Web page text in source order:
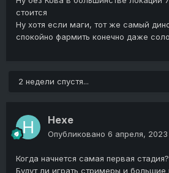
стоится
Ну хотя если маги, тот же самый
спокойно фармить конечно даже соло
2 недели спустя...
Hexe
Опубликовано 6 апреля, 2023
Когда начнется самая первая
Будут ли играть стримеры и большие